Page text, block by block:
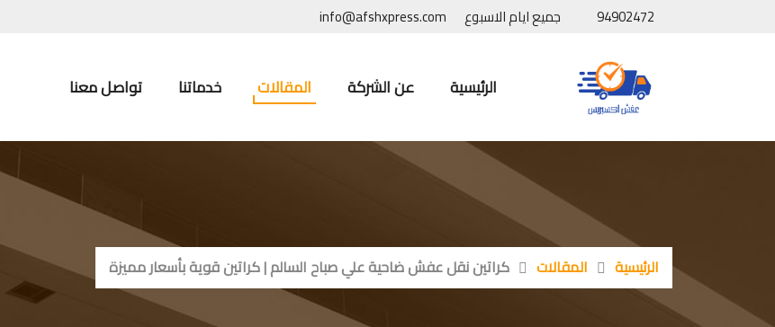
94902472 جميع ايام الاسبوع info@afshxpress.com
الرئيسية عن الشركة المقالات خدماتنا تواصل معنا
الرئيسية المقالات كراتين نقل عفش ضاحية علي صباح السالم | كراتين قوية بأسعار مميزة